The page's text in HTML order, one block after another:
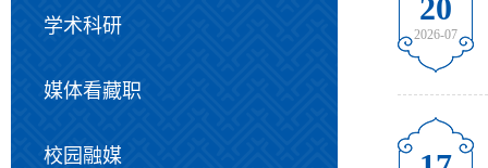
学术科研
媒体看藏职
校园融媒
20
2026-07